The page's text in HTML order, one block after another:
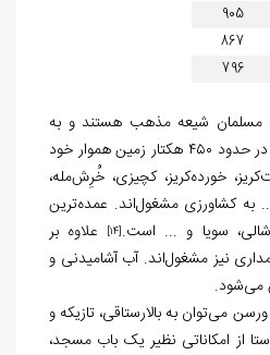
905
867
796
مسلمان شیعه مذهب هستند و به
زبان تبری تکلم می‌کنند. آنها در حدود ۴۵۰ هکتار زمین هموار خود
خورده‌کریز، کچیزی، خُرِش‌مله،
و... به کشاورزی مشغول‌اند. عمده‌ترین
شالی، سویا و ... است.[14]
علاوه بر
نیز مشغول‌اند. آب آشامیدنی و
می‌شود.
می‌توان به بالارستاقی، تازیکه و
از امکاناتی نظیر یک باب مسجد،